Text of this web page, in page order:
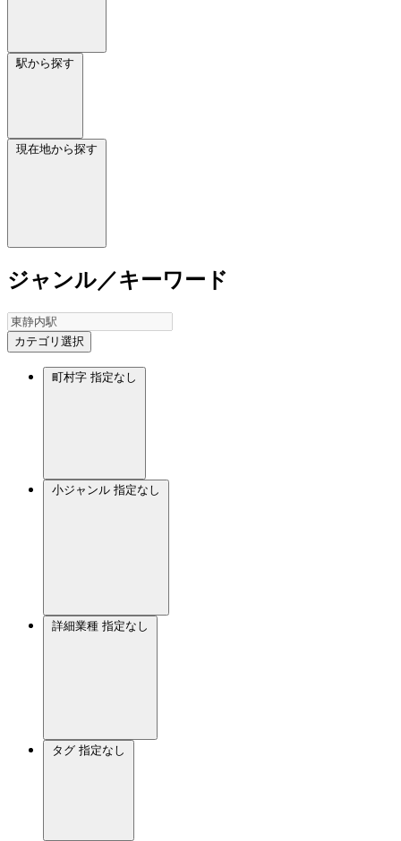
駅から探す
現在地から探す
ジャンル／キーワード
カテゴリ選択
町村字 指定なし
小ジャンル 指定なし
詳細業種 指定なし
タグ 指定なし